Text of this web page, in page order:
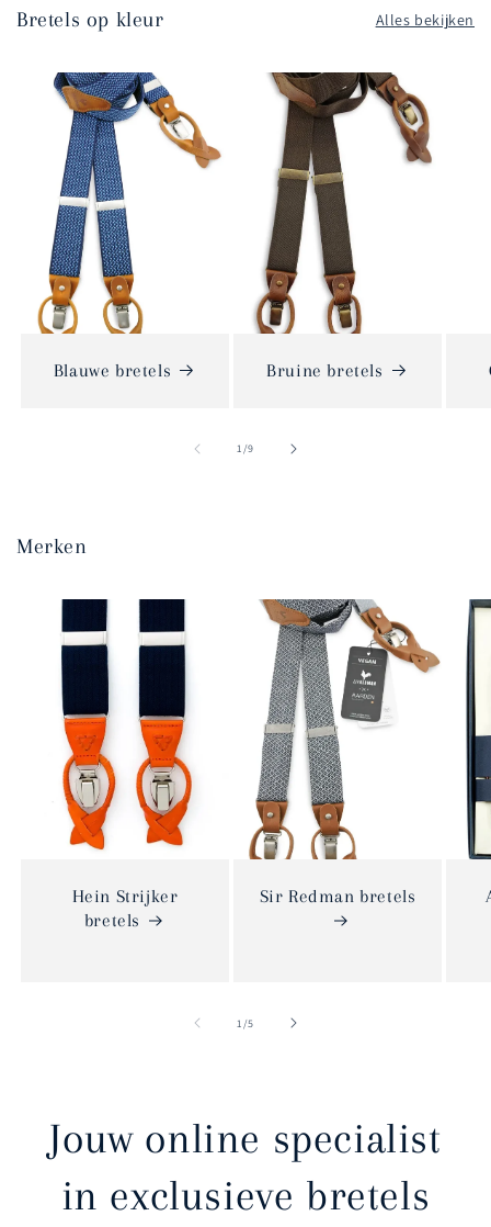
Bretels op kleur Alles bekijken
Blauwe bretels Bruine bretels
1/van
9
Merken
Hein Strijker
bretels
Sir Redman bretels
1/van
5
Jouw online specialist
in exclusieve bretels